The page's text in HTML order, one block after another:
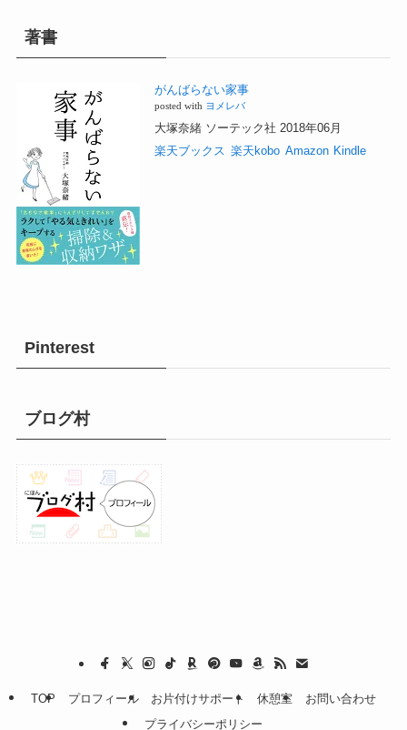
著書
がんばらない家事
posted with ヨメレバ
大塚奈緒 ソーテック社 2018年06月
楽天ブックス 楽天kobo Amazon Kindle
Pinterest
ブログ村
TOP プロフィール お片付けサポート 休憩室
お問い合わせ
プライバシーポリシー